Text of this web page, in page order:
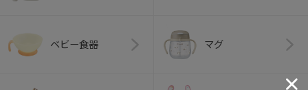
ベビー食器 マグ